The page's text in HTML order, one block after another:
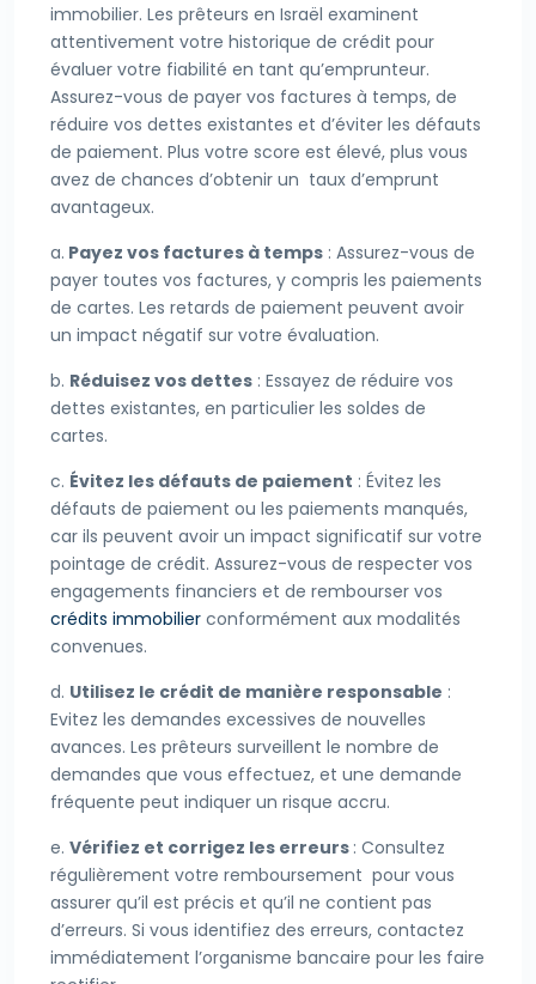
immobilier. Les prêteurs en Israël examinent
attentivement votre historique de crédit pour
évaluer votre fiabilité en tant qu’emprunteur.
Assurez-vous de payer vos factures à temps, de
réduire vos dettes existantes et d’éviter les défauts
de paiement. Plus votre score est élevé, plus vous
avez de chances d’obtenir un taux d’emprunt
avantageux.
a. Payez vos factures à temps : Assurez-vous de
payer toutes vos factures, y compris les paiements
de cartes. Les retards de paiement peuvent avoir
un impact négatif sur votre évaluation.
b. Réduisez vos dettes : Essayez de réduire vos
dettes existantes, en particulier les soldes de
cartes.
c. Évitez les défauts de paiement : Évitez les
défauts de paiement ou les paiements manqués,
car ils peuvent avoir un impact significatif sur votre
pointage de crédit. Assurez-vous de respecter vos
engagements financiers et de rembourser vos
crédits immobilier conformément aux modalités
convenues.
d. Utilisez le crédit de manière responsable :
Evitez les demandes excessives de nouvelles
avances. Les prêteurs surveillent le nombre de
demandes que vous effectuez, et une demande
fréquente peut indiquer un risque accru.
e. Vérifiez et corrigez les erreurs : Consultez
régulièrement votre remboursement pour vous
assurer qu’il est précis et qu’il ne contient pas
d’erreurs. Si vous identifiez des erreurs, contactez
immédiatement l’organisme bancaire pour les faire